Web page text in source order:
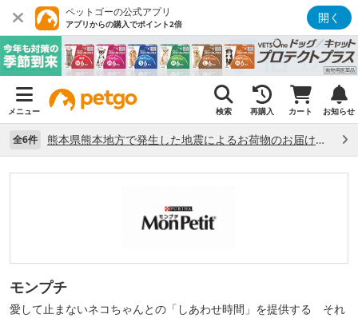
ペットゴーの公式アプリ
アプリからの購入でポイント2倍 開く
メニュー 検索 再購入 カート お知らせ
全6件 熊本県熊本地方で発生した地震によるお荷物のお届け状況について （7/28）
モンプチ
愛して止まないネコちゃんとの「しあわせ時間」を提供する それ